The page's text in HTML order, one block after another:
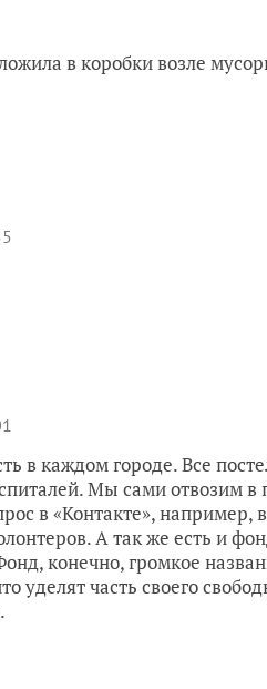
в коробки возле
в каждом городе. Все
Мы сами отвозим в
в «Контакте», например,
А так же есть и
конечно, громкое
уделят часть своего